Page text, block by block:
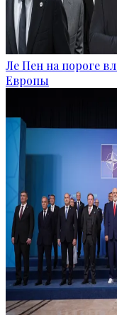
Ле Пен на пороге
Европы